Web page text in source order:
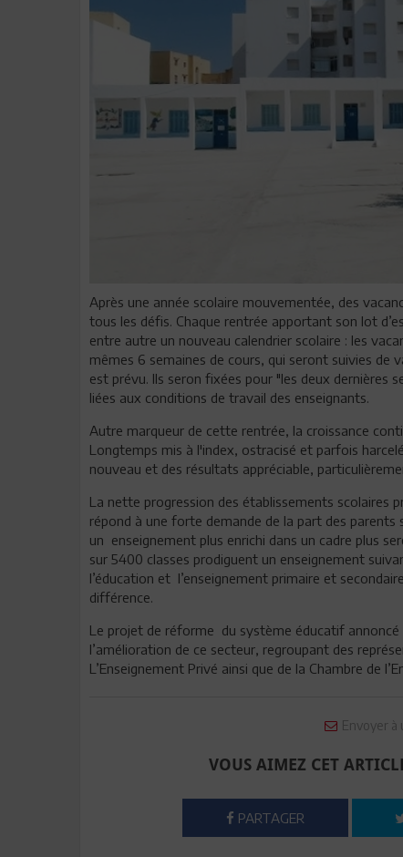
Après une année scolaire mouvementée, des
tous les défis. Chaque rentrée apportant son lot
entre autre un nouveau calendrier scolaire : les
mêmes 6 semaines de cours, qui seront suivies de
est prévu. Ils seron fixées pour "les deux dernières
liées aux conditions de travail des enseignants.
Autre marqueur de cette rentrée, la croissance
Longtemps mis à l'index, ostracisé et parfois
nouveau et des résultats appréciable,
La nette progression des établissements scolaires
répond à une forte demande de la part des
un enseignement plus enrichi dans un cadre plus
sur 5400 classes prodiguent un enseignement
l’éducation et l’enseignement primaire et
différence.
Le projet de réforme du système éducatif
l’amélioration de ce secteur, regroupant des
L’Enseignement Privé ainsi que de la Chambre de
Envoyer à
VOUS AIMEZ CET
PARTAGER